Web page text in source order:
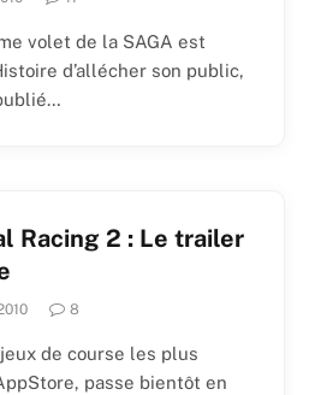
volet de la SAGA est
d’allécher son public,
Racing 2 : Le trailer
8
de course les plus
passe bientôt en